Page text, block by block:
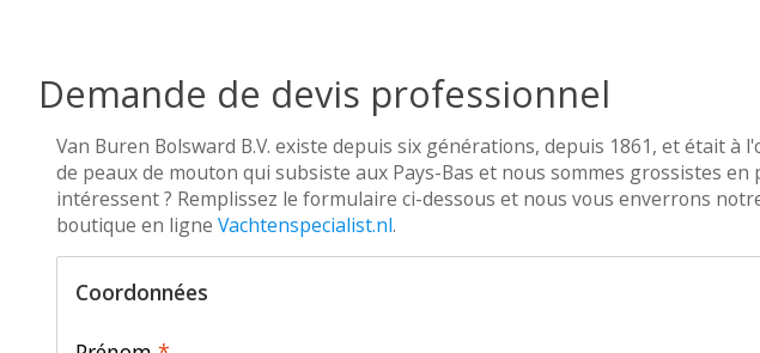
Demande de devis professionnel
Van Buren Bolsward B.V. existe depuis six générations, depuis 1861, et était
de peaux de mouton qui subsiste aux Pays-Bas et nous sommes grossistes
intéressent ? Remplissez le formulaire ci-dessous et nous vous enverrons
boutique en ligne Vachtenspecialist.nl.
Coordonnées